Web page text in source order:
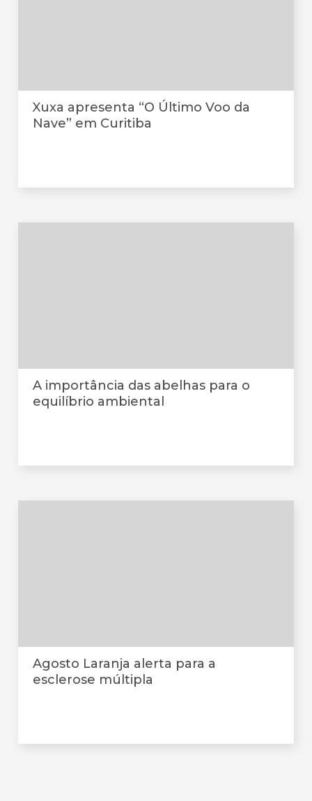
Xuxa apresenta “O Último Voo da
Nave” em Curitiba
A importância das abelhas para o
equilíbrio ambiental
Agosto Laranja alerta para a
esclerose múltipla